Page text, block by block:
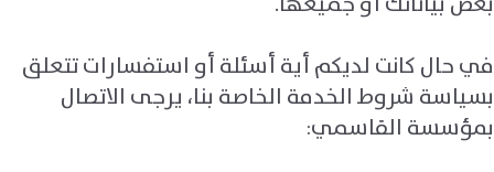
في حال كانت لديكم أية أسئلة أو استفسارات تتعلق
بسياسة شروط الخدمة الخاصة بنا، يرجى الاتصال
بمؤسسة القاسمي: